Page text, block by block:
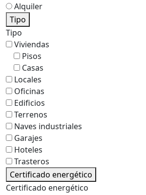
Alquiler
Tipo
Tipo
Viviendas
Pisos
Casas
Locales
Oficinas
Edificios
Terrenos
Naves industriales
Garajes
Hoteles
Trasteros
Certificado energético
Certificado energético